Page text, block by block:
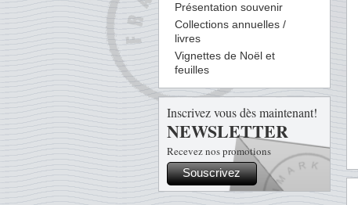
Présentation souvenir
Collections annuelles /
livres
Vignettes de Noël et
feuilles
Inscrivez vous dès maintenant!
NEWSLETTER
Recevez nos promotions
Souscrivez